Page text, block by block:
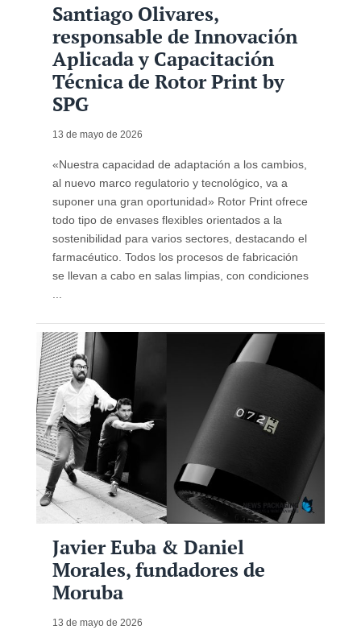
Santiago Olivares,
responsable de Innovación
Aplicada y Capacitación
Técnica de Rotor Print by
SPG
13 de mayo de 2026
«Nuestra capacidad de adaptación a los cambios,
al nuevo marco regulatorio y tecnológico, va a
suponer una gran oportunidad» Rotor Print ofrece
todo tipo de envases flexibles orientados a la
sostenibilidad para varios sectores, destacando el
farmacéutico. Todos los procesos de fabricación
se llevan a cabo en salas limpias, con condiciones
...
Javier Euba & Daniel
Morales, fundadores de
Moruba
13 de mayo de 2026